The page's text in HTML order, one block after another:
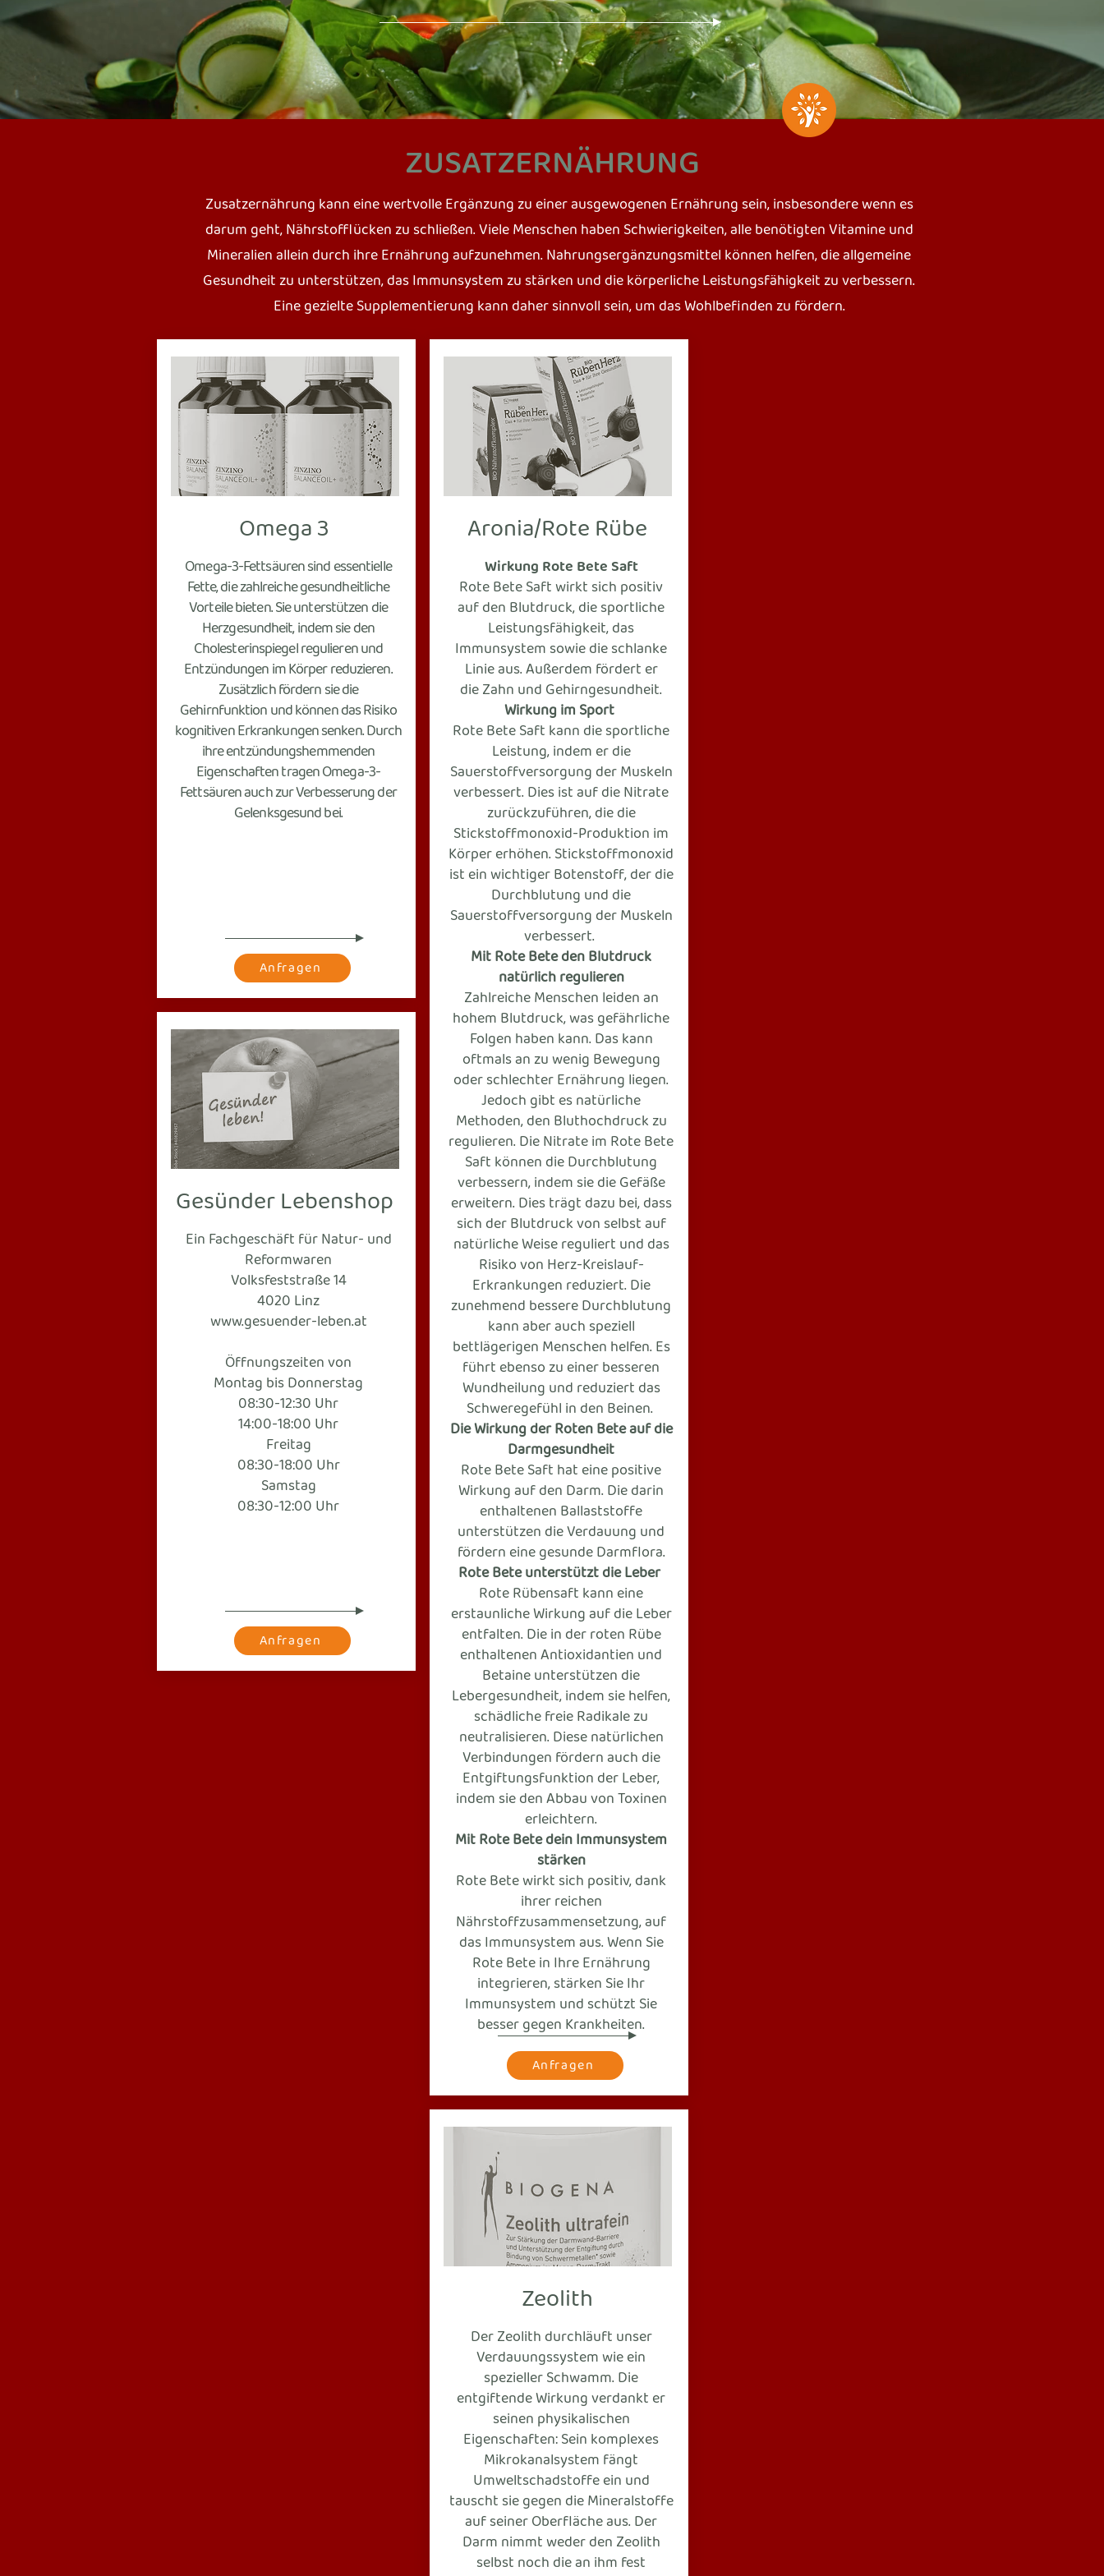
ZUSATZERNÄHRUNG
Zusatzernährung kann eine wertvolle Ergänzung zu einer ausgewogenen Ernährung sein, insbesondere wenn es
darum geht, Nährstofflücken zu schließen. Viele Menschen haben Schwierigkeiten, alle benötigten Vitamine und
Mineralien allein durch ihre Ernährung aufzunehmen. Nahrungsergänzungsmittel können helfen, die allgemeine
Gesundheit zu unterstützen, das Immunsystem zu stärken und die körperliche Leistungsfähigkeit zu verbessern.
Eine gezielte Supplementierung kann daher sinnvoll sein, um das Wohlbefinden zu fördern.
Omega 3
Omega-3-Fettsäuren sind essentielle
Fette, die zahlreiche gesundheitliche
Vorteile bieten. Sie unterstützen die
Herzgesundheit, indem sie den
Cholesterinspiegel regulieren und
Entzündungen im Körper reduzieren.
Zusätzlich fördern sie die
Gehirnfunktion und können das Risiko
kognitiven Erkrankungen senken. Durch
ihre entzündungshemmenden
Eigenschaften tragen Omega-3-
Fettsäuren auch zur Verbesserung der
Gelenksgesund bei.
Anfragen
Gesünder Lebenshop
Ein Fachgeschäft für Natur- und
Reformwaren
Volksfeststraße 14
4020 Linz
www.gesuender-leben.at
Öffnungszeiten von
Montag bis Donnerstag
08:30-12:30 Uhr
14:00-18:00 Uhr
Freitag
08:30-18:00 Uhr
Samstag
08:30-12:00 Uhr
Anfragen
Aronia/Rote Rübe
Wirkung Rote Bete Saft
Rote Bete Saft wirkt sich positiv
auf den Blutdruck, die sportliche
Leistungsfähigkeit, das
Immunsystem sowie die schlanke
Linie aus. Außerdem fördert er
dieZahnund Gehirngesundheit.
Wirkung im Sport
Rote Bete Saft kann diesportliche
Leistung, indem er die
Sauerstoffversorgung der Muskeln
verbessert. Dies ist auf die Nitrate
zurückzuführen, die die
Stickstoffmonoxid-Produktion im
Körper erhöhen. Stickstoffmonoxid
ist ein wichtiger Botenstoff, der die
Durchblutung und die
Sauerstoffversorgung der Muskeln
verbessert.
Mit Rote Bete den Blutdruck
natürlich regulieren
Zahlreiche Menschen leiden an
hohem Blutdruck, was gefährliche
Folgen haben kann. Das kann
oftmals an zu wenig Bewegung
oder schlechter Ernährung liegen.
Jedoch gibt es natürliche
Methoden, den Bluthochdruck zu
regulieren. Die Nitrate im Rote Bete
Saft können die Durchblutung
verbessern, indem sie die Gefäße
erweitern. Dies trägt dazu bei, dass
sich der Blutdruck von selbst auf
natürliche Weise reguliert und das
Risiko von Herz-Kreislauf-
Erkrankungen reduziert. Die
zunehmend bessere Durchblutung
kann aber auch speziell
bettlägerigen Menschen helfen. Es
führt ebenso zu einer besseren
Wundheilung und reduziert das
Schweregefühl in den Beinen.
Die Wirkung der Roten Bete auf die
Darmgesundheit
Rote Bete Saft hat eine positive
Wirkung auf den Darm. Die darin
enthaltenen Ballaststoffe
unterstützen die Verdauung und
fördern eine gesunde Darmflora.
Rote Bete unterstützt die Leber
Rote Rübensaft kann eine
erstaunliche Wirkung auf die Leber
entfalten. Die in der roten Rübe
enthaltenen Antioxidantien und
Betaine unterstützen die
Lebergesundheit, indem sie helfen,
schädliche freie Radikale zu
neutralisieren. Diese natürlichen
Verbindungen fördern auch die
Entgiftungsfunktion der Leber,
indem sie den Abbau von Toxinen
erleichtern.
Mit Rote Bete dein Immunsystem
stärken
Rote Bete wirkt sich positiv, dank
ihrer reichen
Nährstoffzusammensetzung, auf
das Immunsystem aus. Wenn Sie
Rote Bete in Ihre Ernährung
integrieren, stärken Sie Ihr
Immunsystem und schützt Sie
besser gegen Krankheiten.
Anfragen
Zeolith
Der Zeolith durchläuft unser
Verdauungssystem wie ein
spezieller Schwamm. Die
entgiftende Wirkung verdankt er
seinen physikalischen
Eigenschaften: Sein komplexes
Mikrokanalsystem fängt
Umweltschadstoffe ein und
tauscht sie gegen die Mineralstoffe
auf seiner Oberfläche aus. Der
Darm nimmt weder den Zeolith
selbst noch die an ihm fest